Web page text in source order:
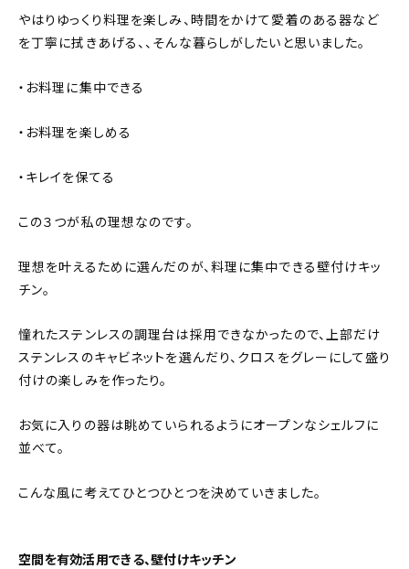
やはりゆっくり料理を楽しみ、時間をかけて愛着のある器など
を丁寧に拭きあげる、、そんな暮らしがしたいと思いました。
・お料理に集中できる
・お料理を楽しめる
・キレイを保てる
この３つが私の理想なのです。
理想を叶えるために選んだのが、料理に集中できる壁付けキッ
チン。
憧れたステンレスの調理台は採用できなかったので、上部だけ
ステンレスのキャビネットを選んだり、クロスをグレーにして盛り
付けの楽しみを作ったり。
お気に入りの器は眺めていられるようにオープンなシェルフに
並べて。
こんな風に考えてひとつひとつを決めていきました。
空間を有効活用できる、壁付けキッチン